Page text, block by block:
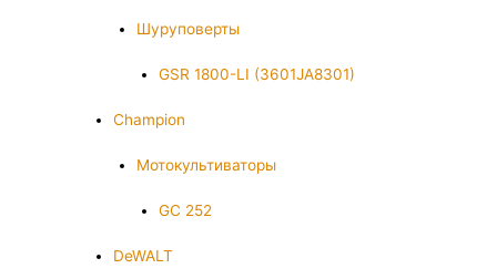
Шуруповерты
GSR 1800-LI (3601JA8301)
Champion
Мотокультиваторы
GC 252
DeWALT